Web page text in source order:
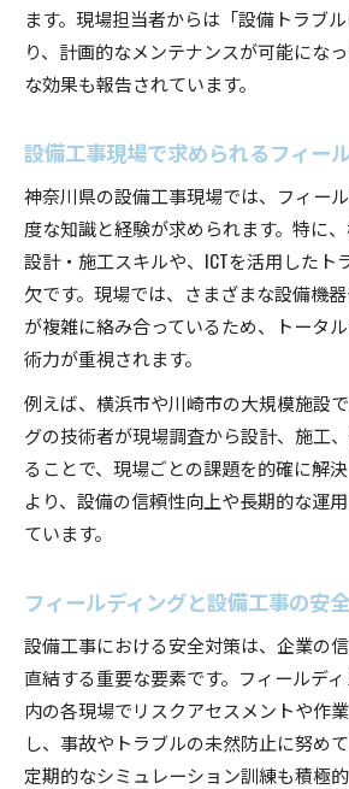
ます。現場担当者からは「設備トラブ
り、計画的なメンテナンスが可能にな
な効果も報告されています。
設備工事現場で求められるフィー
神奈川県の設備工事現場では、フィー
度な知識と経験が求められます。特に
設計・施工スキルや、ICTを活用したト
欠です。現場では、さまざまな設備機
が複雑に絡み合っているため、トータ
術力が重視されます。
例えば、横浜市や川崎市の大規模施設
グの技術者が現場調査から設計、施工
ることで、現場ごとの課題を的確に解
より、設備の信頼性向上や長期的な運
ています。
フィールディングと設備工事の安
設備工事における安全対策は、企業の
直結する重要な要素です。フィールデ
内の各現場でリスクアセスメントや作
し、事故やトラブルの未然防止に努め
定期的なシミュレーション訓練も積極